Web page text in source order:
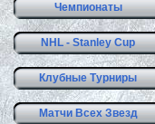
Чемпионаты
NHL - Stanley Cup
Клубные Турниры
Матчи Всех Звезд